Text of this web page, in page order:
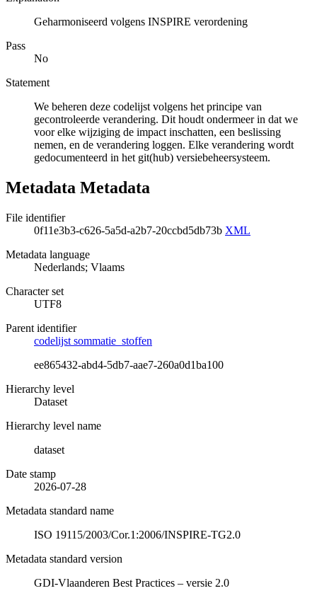
Geharmoniseerd volgens INSPIRE verordening
Pass
No
Statement
We beheren deze codelijst volgens het principe van
gecontroleerde verandering. Dit houdt ondermeer in dat we
voor elke wijziging de impact inschatten, een beslissing
nemen, en de verandering loggen. Elke verandering wordt
gedocumenteerd in het git(hub) versiebeheersysteem.
Metadata Metadata
File identifier
0f11e3b3-c626-5a5d-a2b7-20ccbd5db73b XML
Metadata language
Nederlands; Vlaams
Character set
UTF8
Parent identifier
codelijst sommatie_stoffen
ee865432-abd4-5db7-aae7-260a0d1ba100
Hierarchy level
Dataset
Hierarchy level name
dataset
Date stamp
2026-07-28
Metadata standard name
ISO 19115/2003/Cor.1:2006/INSPIRE-TG2.0
Metadata standard version
GDI-Vlaanderen Best Practices – versie 2.0